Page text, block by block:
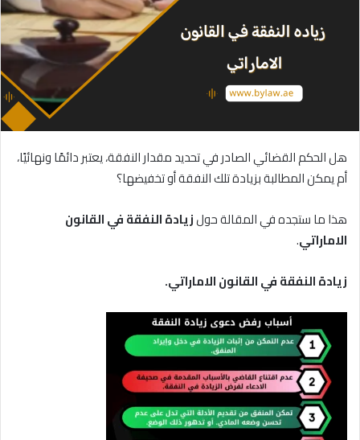
هل الحكم القضائي الصادر في تحديد مقدار النفقة، يعتبر دائمًا ونهائيًا،
أم يمكن المطالبة بزيادة تلك النفقة أو تخفيضها؟
هذا ما ستجده في المقالة حولزيادةالنفقةفيالقانون
الاماراتي.
زيادة النفقة في القانون الاماراتي.